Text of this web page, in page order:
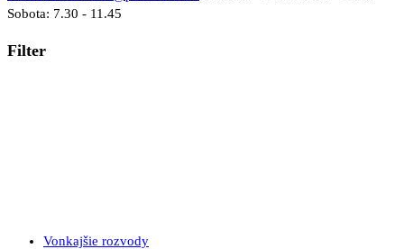
Sobota: 7.30 - 11.45
Filter
Vonkajšie rozvody